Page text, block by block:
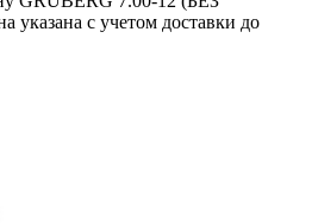
с учетом доставки до